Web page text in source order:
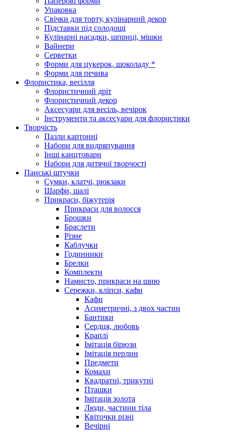
Упаковка
Свічки для торту, кулінарний декор
Підставки під солодощі
Кулінарні насадки, шприці, мішки
Вайнери
Серветки
Форми для цукерок, шоколаду *
Форми для печива
Флористика, весілля
Флористичний дріт
Флористичний декор
Аксесуари для весіль, вечірок
Інструменти та аксесуари для флористики
Творчість
Пазли картонні
Набори для видряпування
Інші канцтовари
Набори для дитячої творчості
Панські штучки
Сумки, клатчі, рюкзаки
Шарфи, шалі
Прикраси, біжутерія
Прикраси для волосся
Брошки
Браслети
Різне
Каблучки
Годинники
Брелки
Комплекти
Намисто, прикраси на шию
Сережки, кліпси, кафи
Кафи
Асиметричні, з двох частин
Бантики
Сердця, любовь
Краплі
Імітація бірюзи
Імітація перлин
Предмети
Комахи
Квадратні, трикутні
Пташки
Імітація золота
Люди, частини тіла
Квіточки різні
Вечірні